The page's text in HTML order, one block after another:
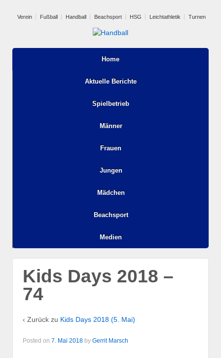
Verein Fußball Handball Beachsport HSG Leichtathletik Turnen
Home
Aktuelle Berichte
Spielbetrieb
Männer
Frauen
Jungen
Mädchen
Beachsport
Medien
Kids Days 2018 –
74
‹ Zurück zu Kids Days 2018 (5. Mai)
Posted on 7. Mai 2018 by Gerrit Marsch